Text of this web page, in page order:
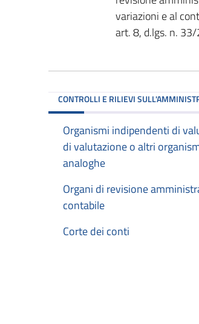
variazioni e al
art. 8, d.lgs. n.
CONTROLLI E RILIEVI
Organismi indipendenti di
di valutazione o altri
analoghe
Organi di revisione
contabile
Corte dei conti